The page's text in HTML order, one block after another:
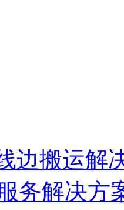
边搬运解
务解决方